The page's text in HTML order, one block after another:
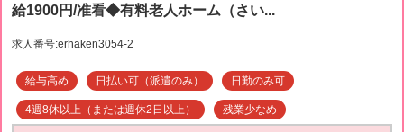
給1900円/准看◆有料老人ホーム（さい...
求人番号:erhaken3054-2
給与高め 日払い可（派遣のみ） 日勤のみ可
4週8休以上（または週休2日以上） 残業少なめ